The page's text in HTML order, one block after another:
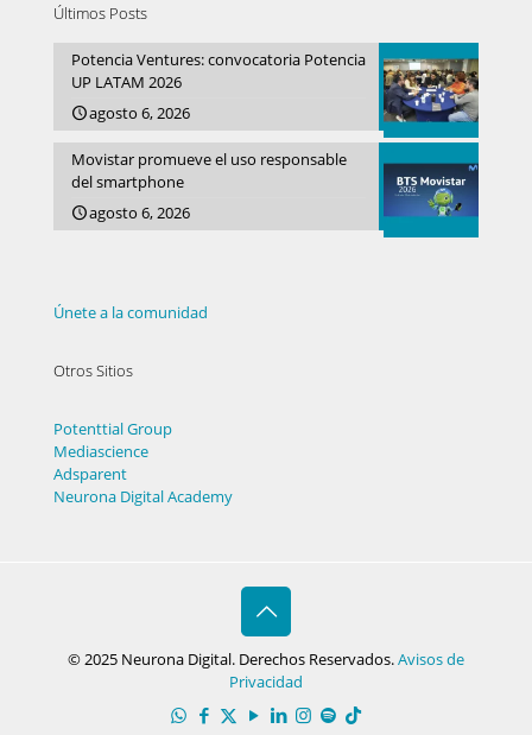
Últimos Posts
Potencia Ventures: convocatoria Potencia
UP LATAM 2026
agosto 6, 2026
Movistar promueve el uso responsable
del smartphone
agosto 6, 2026
Únete a la comunidad
Otros Sitios
Potenttial Group
Mediascience
Adsparent
Neurona Digital Academy
© 2025 Neurona Digital. Derechos Reservados.Avisos de
Privacidad